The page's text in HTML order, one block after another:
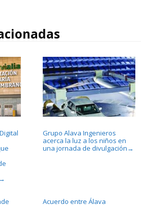
→
Grupo Alava Ingenieros
acerca la luz a los niños en
una jornada de divulgación →
Acuerdo entre Álava